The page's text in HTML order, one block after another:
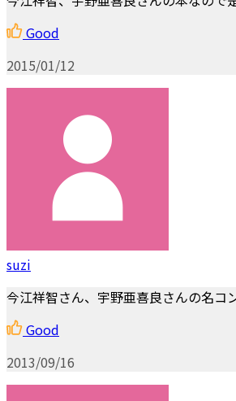
Good
2015/01/12
suzi
今江祥智さん、宇野亜喜良さんの名コ
Good
2013/09/16